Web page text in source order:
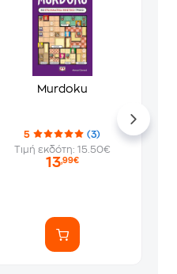
Murdoku
5
(3)
Τιμή εκδότη: 15.50€
13,99€